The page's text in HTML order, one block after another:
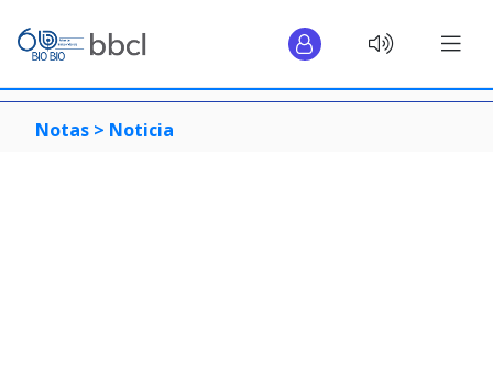
Notas > Noticia